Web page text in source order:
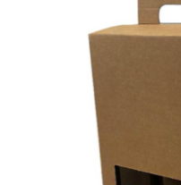
DÉTAILS